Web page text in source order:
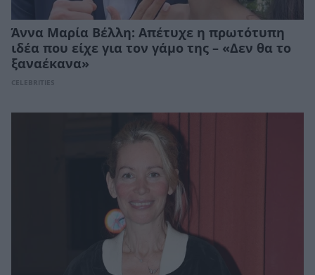
Άννα Μαρία Βέλλη: Απέτυχε η πρωτότυπη
ιδέα που είχε για τον γάμο της – «Δεν θα το
ξαναέκανα»
CELEBRITIES